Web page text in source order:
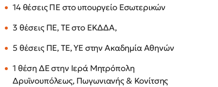
14 θέσεις ΠΕ στο υπουργείο Εσωτερικών
3 θέσεις ΠΕ, ΤΕ στο ΕΚΔΔΑ,
5 θέσεις ΠΕ, ΤΕ, ΥΕ στην Ακαδημία Αθηνών
1 θέση ΔΕ στην Ιερά Μητρόπολη
Δρυϊνουπόλεως, Πωγωνιανής & Κονίτσης